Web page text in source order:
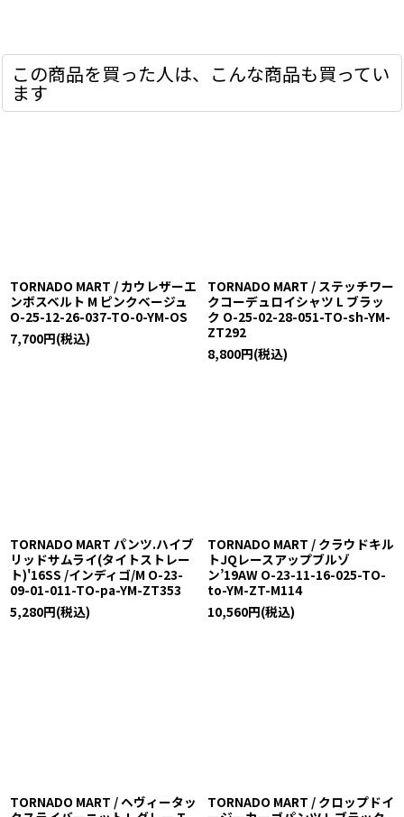
この商品を買った人は、こんな商品も買ってい
ます
TORNADO MART / カウレザーエ
ンボスベルト M ピンクベージュ
O-25-12-26-037-TO-0-YM-OS
7,700円(税込)
TORNADO MART / ステッチワー
クコーデュロイシャツ L ブラッ
ク O-25-02-28-051-TO-sh-YM-
ZT292
8,800円(税込)
TORNADO MART パンツ.ハイブ
リッドサムライ(タイトストレー
ト)'16SS /インディゴ/M O-23-
09-01-011-TO-pa-YM-ZT353
5,280円(税込)
TORNADO MART / クラウドキル
トJQレースアップブルゾ
ン’19AW O-23-11-16-025-TO-
to-YM-ZT-M114
10,560円(税込)
TORNADO MART / ヘヴィータッ
TORNADO MART / クロップドイ